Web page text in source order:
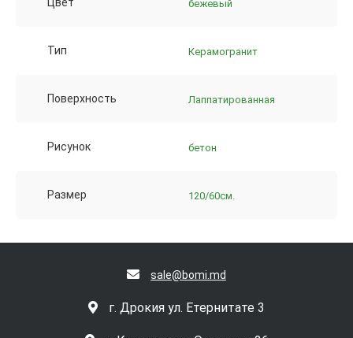
бежевый
Тип Керамогранит
Поверхность Лаппатированная
Рисунок бетон
Размер 120/60см.
sale@bomi.md
г. Дрокия ул. Етернитате 3